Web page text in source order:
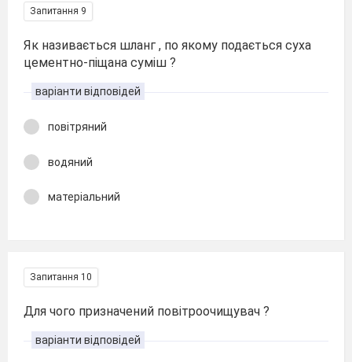
Запитання 9
Як називається шланг , по якому подається суха
цементно-піщана суміш ?
варіанти відповідей
повітряний
водяний
матеріальний
Запитання 10
Для чого призначений повітроочищувач ?
варіанти відповідей